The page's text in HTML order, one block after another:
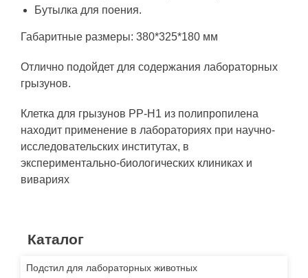
Каталог
Подстил для лабораторных животных
Бутылка для поения.
Габаритные размеры: 380*325*180 мм
Отлично подойдет для содержания лабораторных
грызунов.
Клетка для грызунов PP-H1 из полипропилена
находит применение в лабораториях при научно-
исследовательских институтах, в
экспериментально-биологических клиниках и
вивариях